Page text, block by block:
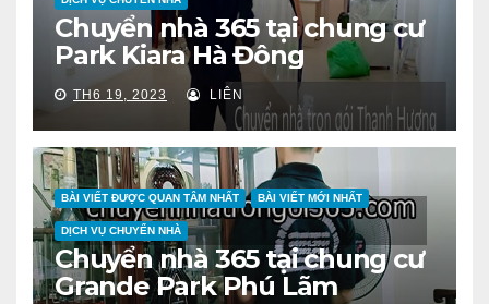
Chuyển nhà 365 tại chung cư
Park Kiara Hà Đông
TH6 19, 2023 LIÊN
BÀI VIẾT ĐƯỢC QUAN TÂM NHẤT BÀI VIẾT MỚI NHẤT
DỊCH VỤ CHUYỂN NHÀ
Chuyển nhà 365 tại chung cư
Grande Park Phú Lãm